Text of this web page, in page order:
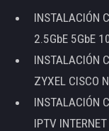
INSTALACIÓN
2.5GbE 5GbE
INSTALACIÓN
ZYXEL CISCO
INSTALACIÓN
IPTV INTERNET